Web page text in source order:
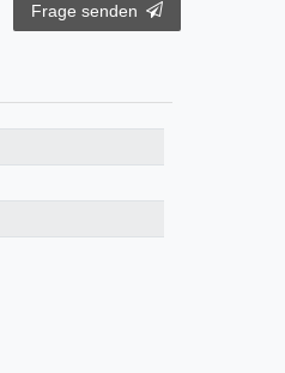
Frage senden